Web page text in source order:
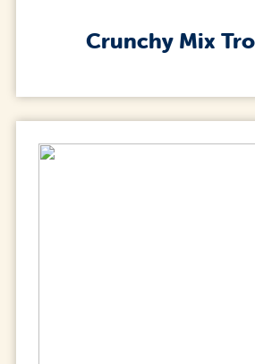
Crunchy Mix